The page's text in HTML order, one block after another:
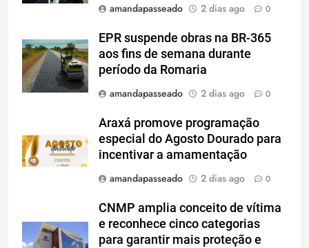
amandapasseado
2 dias ago 0
EPR suspende obras na BR-365
aos fins de semana durante
período da Romaria
amandapasseado
2 dias ago 0
Araxá promove programação
especial do Agosto Dourado para
incentivar a amamentação
amandapasseado
2 dias ago 0
CNMP amplia conceito de vítima
e reconhece cinco categorias
para garantir mais proteção e